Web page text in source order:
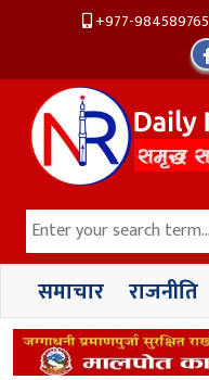
+977-
समाचार राजनीति